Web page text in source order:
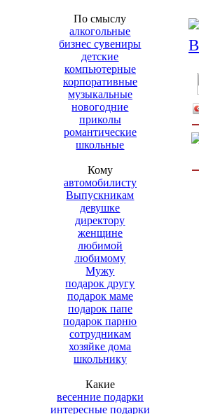
По смыслу
алкогольные
бизнес сувениры
детские
компьютерные
корпоративные
музыкальные
новогодние
приколы
романтические
школьные
Кому
автомобилисту
Выпускникам
девушке
директору
женщине
любимой
любимому
Мужу
подарок другу
подарок маме
подарок папе
подарок парню
сотрудникам
хозяйке дома
школьнику
Какие
весенние подарки
интересные подарки